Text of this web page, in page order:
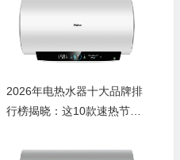
2026年电热水器十大品牌排
行榜揭晓：这10款速热节